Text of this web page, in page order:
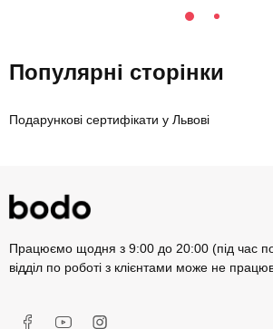
Популярні сторінки
Подарункові сертифікати у Львові
Працюємо щодня з 9:00 до 20:00 (під час
відділ по роботі з клієнтами може не